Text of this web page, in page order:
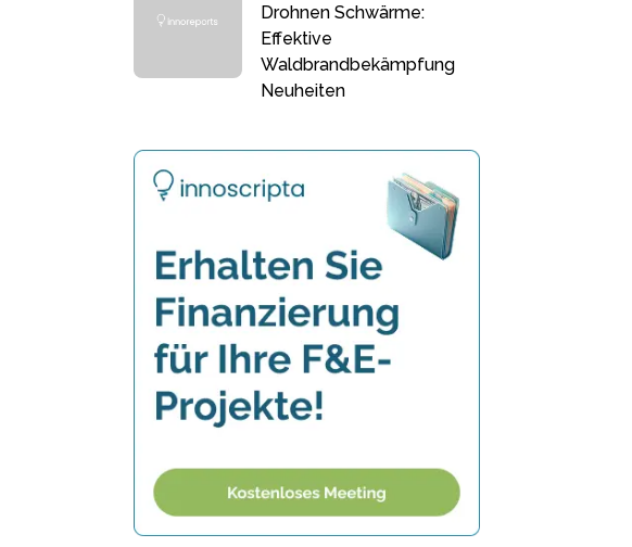
Drohnen Schwärme:
Effektive
Waldbrandbekämpfung
Neuheiten